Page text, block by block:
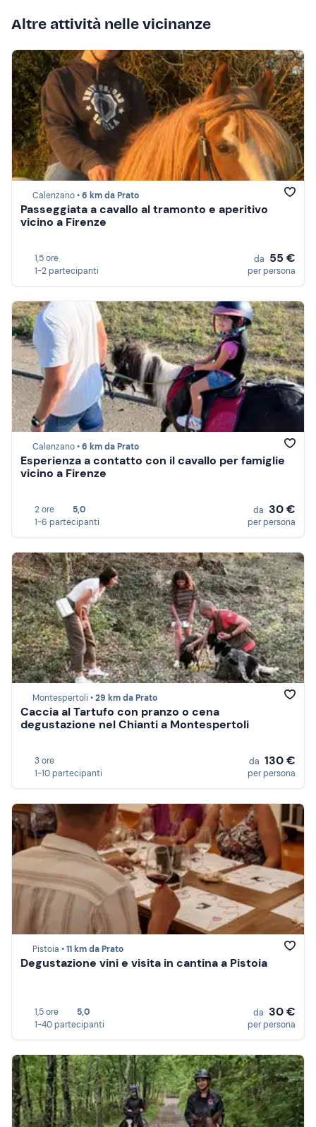
Altre attività nelle vicinanze
Calenzano •6 km da Prato
Passeggiata a cavallo al tramonto e aperitivo
vicino a Firenze
1,5 ore
1-2 partecipanti
da 55 €
per persona
Calenzano •6 km da Prato
Esperienza a contatto con il cavallo per famiglie
vicino a Firenze
2 ore
5,0
1-6 partecipanti
da 30 €
per persona
Montespertoli •29 km da Prato
Caccia al Tartufo con pranzo o cena
degustazione nel Chianti a Montespertoli
3 ore
1-10 partecipanti
da 130 €
per persona
Pistoia •11 km da Prato
Degustazione vini e visita in cantina a Pistoia
1,5 ore
5,0
1-40 partecipanti
da 30 €
per persona